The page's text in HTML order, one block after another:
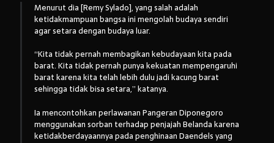
Menurut dia [Remy Sylado], yang salah adalah
ketidakmampuan bangsa ini mengolah budaya sendiri
agar setara dengan budaya luar.
“Kita tidak pernah membagikan kebudayaan kita pada
barat. Kita tidak pernah punya kekuatan mempengaruhi
barat karena kita telah lebih dulu jadi kacung barat
sehingga tidak bisa setara,” katanya.
Ia mencontohkan perlawanan Pangeran Diponegoro
menggunakan sorban terhadap penjajah Belanda karena
ketidakberdayaannya pada penghinaan Daendels yang